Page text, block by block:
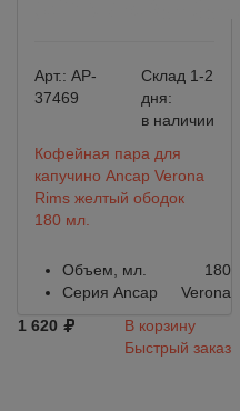
Арт.: AP-
37469
Склад 1-2
дня:
в наличии
Кофейная пара для
капучино Ancap Verona
Rims желтый ободок
180 мл.
Объем, мл.
180
Серия Ancap
Verona
1 620
В корзину
Быстрый заказ